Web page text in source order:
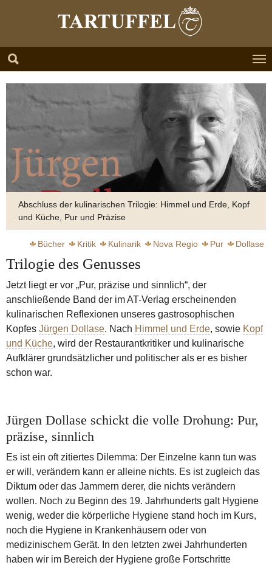
Abschluss der kulinarischen Trilogie: Himmel und Erde, Kopf
und Küche, Pur und Präzise
Bücher Kritik Kulinarik Nova Regio Pur Dollase
Trilogie des Genusses
Jetzt liegt er vor „Pur, präzise und sinnlich“, der
anschließende Band der im AT-Verlag erscheinenden
kulinarischen Reflexionen unseres gastrosophischen
Kopfes Jürgen Dollase. Nach Himmel und Erde, sowie Kopf
und Küche, wird der Restaurantkritiker und kulinarische
Aufklärer grundsätzlicher und politischer als er es bisher
schon war.
Jürgen Dollase schickt die volle Drohung: Pur,
präzise, sinnlich
Es ist ein oft zitiertes Dilemma: Der Einzelne kann tun was
er will, verändern kann er alleine nichts. Es ist zugleich das
Diktum oder das Jammern derer, die nichts verändern
wollen. Noch zu Beginn des 19. Jahrhunderts galt Hygiene
wenig, weder die körperliche Hygiene stand hoch im Kurs,
noch die Hygiene in Krankenhäusern oder von
medizinischem Gerät. In den letzten zwei Jahrhunderten
haben wir im Bereich der Hygiene große Fortschritte